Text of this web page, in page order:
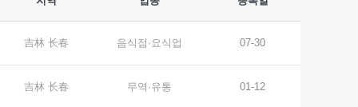
吉林 长春 음식점·요식업 07-30
吉林 长春 무역·유통 01-12